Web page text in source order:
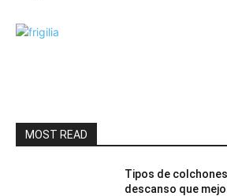
MOST READ
Tipos de
descanso que